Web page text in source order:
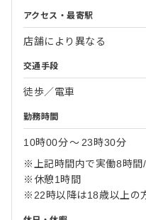
アクセス・最寄駅
店舗により異なる
交通手段
徒歩／電車
勤務時間
10時00分〜 23時30分
※上記時間内で実働8時間/
※休憩1時間
※22時以降は18歳以上の